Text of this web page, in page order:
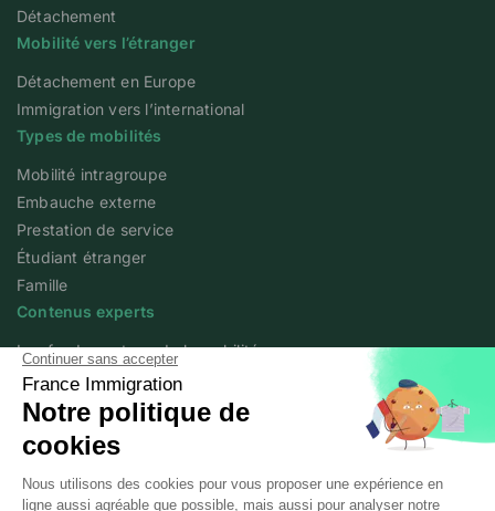
Détachement
Mobilité vers l’étranger
Détachement en Europe
Immigration vers l’international
Types de mobilités
Mobilité intragroupe
Embauche externe
Prestation de service
Étudiant étranger
Famille
Contenus experts
Les fondamentaux de la mobilité
Articles experts
Flash info
Livres blancs
Webinars
Podcast We Love Mobility